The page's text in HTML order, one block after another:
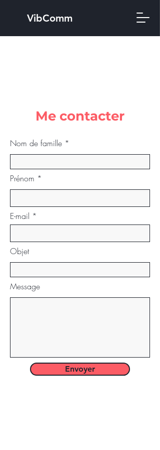
VibComm
Me contacter
Nom de famille
Prénom
E-mail
Objet
Message
Envoyer